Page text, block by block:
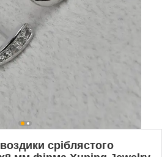
сріблястого